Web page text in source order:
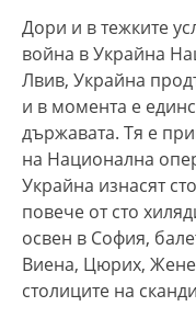
Дори и в тежките
война в Украйна
Лвив, Украйна
и в момента е
държавата. Тя е
на Национална
Украйна изнасят
повече от сто
освен в София,
Виена, Цюрих,
столиците на